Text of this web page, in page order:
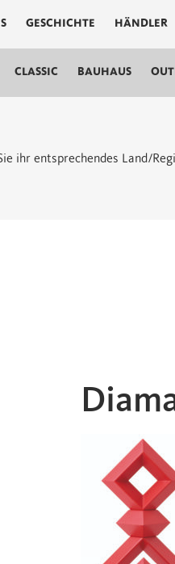
GESCHICHTE HÄNDLER
CLASSIC BAUHAUS
ihr entsprechendes Land/